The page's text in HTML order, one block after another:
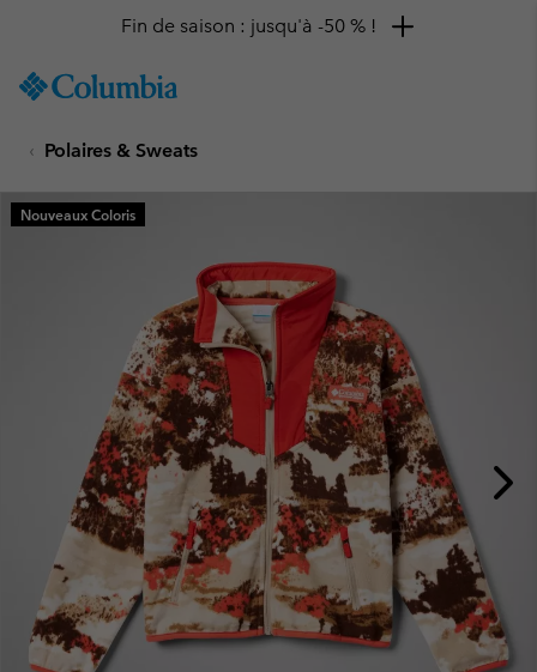
TO
SKIP
MAIN
NAV
Fin de saison : jusqu'à -50 % !
Polaires & Sweats
Nouveaux Coloris